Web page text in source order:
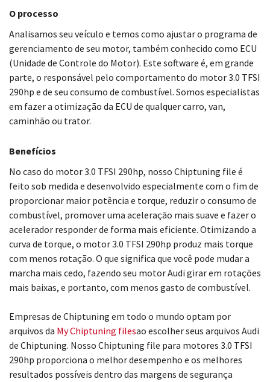
O processo
Analisamos seu veículo e temos como ajustar o programa de
gerenciamento de seu motor, também conhecido como ECU
(Unidade de Controle do Motor). Este software é, em grande
parte, o responsável pelo comportamento do motor 3.0 TFSI
290hp e de seu consumo de combustível. Somos especialistas
em fazer a otimização da ECU de qualquer carro, van,
caminhão ou trator.
Benefícios
No caso do motor 3.0 TFSI 290hp, nosso Chiptuning file é
feito sob medida e desenvolvido especialmente com o fim de
proporcionar maior potência e torque, reduzir o consumo de
combustível, promover uma aceleração mais suave e fazer o
acelerador responder de forma mais eficiente. Otimizando a
curva de torque, o motor 3.0 TFSI 290hp produz mais torque
com menos rotação. O que significa que você pode mudar a
marcha mais cedo, fazendo seu motor Audi girar em rotações
mais baixas, e portanto, com menos gasto de combustível.
Empresas de Chiptuning em todo o mundo optam por
arquivos da My Chiptuning filesao escolher seus arquivos Audi
de Chiptuning. Nosso Chiptuning file para motores 3.0 TFSI
290hp proporciona o melhor desempenho e os melhores
resultados possíveis dentro das margens de segurança